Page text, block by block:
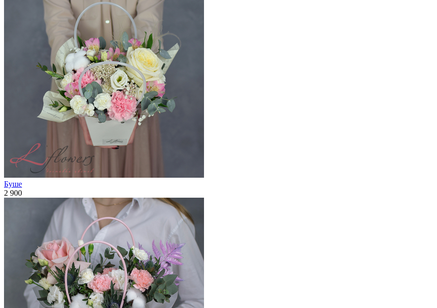
Буше
2 900